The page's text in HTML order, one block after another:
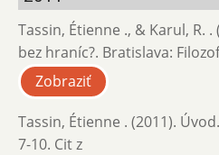
Tassin, Étienne ., & Karul, R.
bez hraníc?. Bratislava:
Zobraziť
Tassin, Étienne . (2011). Úvod.
7-10. Cit z